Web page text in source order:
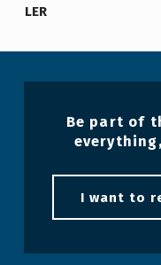
LER
Be part of
I want to